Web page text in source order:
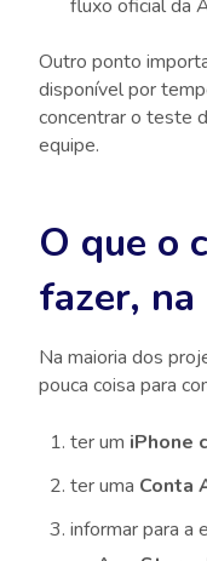
fluxo oficial da
Outro ponto
disponível por
concentrar o teste
equipe.
O que o
fazer,
Na maioria dos
pouca coisa para
ter um iPhone
ter uma Conta
informar para a